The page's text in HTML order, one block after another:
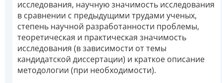
исследования, научную значимость исследования
в сравнении с предыдущими трудами ученых,
степень научной разработанности проблемы,
теоретическая и практическая значимость
исследования (в зависимости от темы
кандидатской диссертации) и краткое описание
методологии (при необходимости).